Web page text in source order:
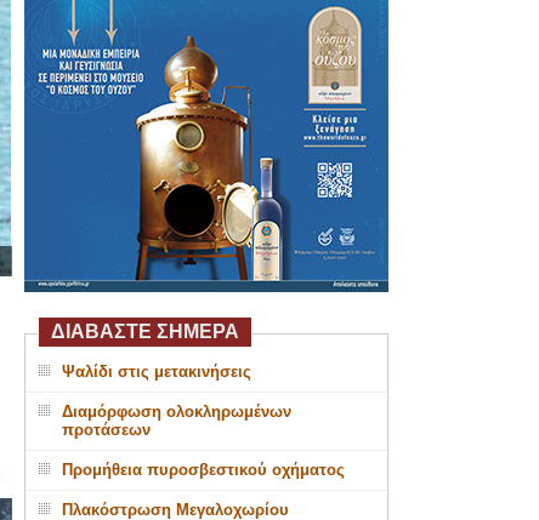
ΔΙΑΒΑΣΤΕ ΣΗΜΕΡΑ
Ψαλίδι στις μετακινήσεις
Διαμόρφωση ολοκληρωμένων
προτάσεων
Προμήθεια πυροσβεστικού οχήματος
Πλακόστρωση Μεγαλοχωρίου